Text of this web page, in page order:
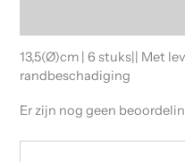
13,5(Ø)cm | 6 stuks|| Met
randbeschadiging
Er zijn nog geen